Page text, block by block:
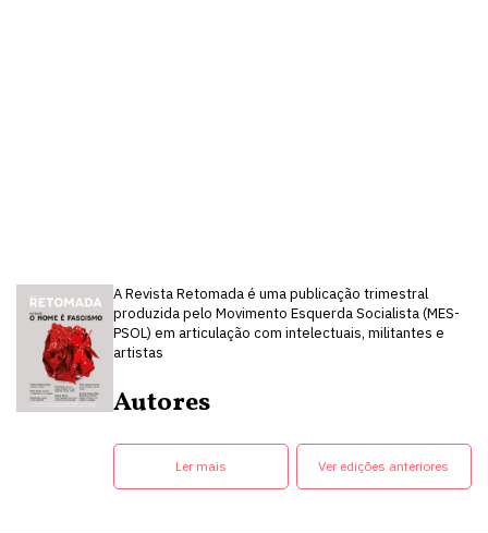
A Revista Retomada é uma publicação trimestral
produzida pelo Movimento Esquerda Socialista (MES-
PSOL) em articulação com intelectuais, militantes e
artistas
Autores
Ler mais Ver edições anteriores